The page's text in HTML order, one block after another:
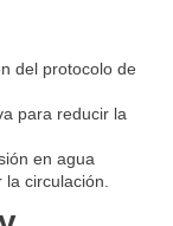
del protocolo de
para reducir la
en agua
circulación.